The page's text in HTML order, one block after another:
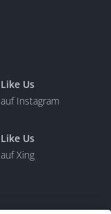
Like Us
auf Instagram
Like Us
auf Xing